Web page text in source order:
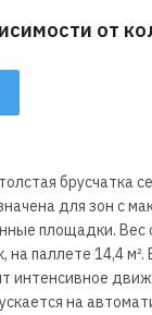
от
брусчатка
для зон с
площадки. Вес
паллете 14,4 м².
интенсивное
на